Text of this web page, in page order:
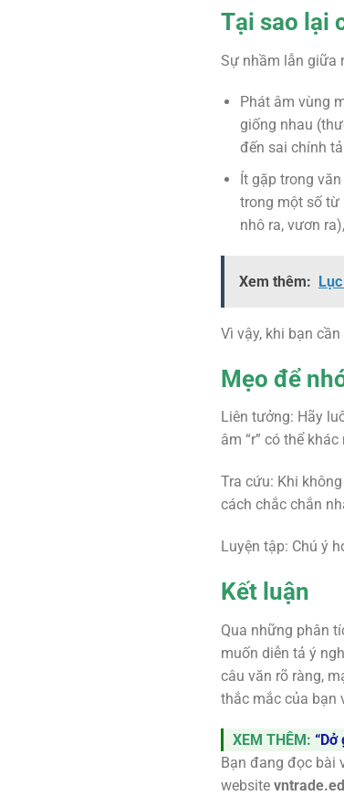
Tại sao lại
Sự nhầm lẫn giữa
Phát âm vùng
giống nhau
đến sai chính tả
Ít gặp trong
trong một số từ
nhô ra, vươn
Xem thêm:
Vì vậy, khi bạn
Mẹo để
Liên tưởng: Hãy
âm “r” có thể
Tra cứu: Khi
cách chắc chắn
Luyện tập: Chú ý
Kết luận
Qua những phân
muốn diễn tả ý
câu văn rõ ràng,
thắc mắc của bạn
XEM THÊM:
Bạn đang đọc bài
website